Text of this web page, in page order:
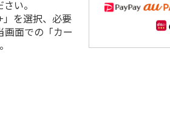
い。
を選択、必要
面での「カー